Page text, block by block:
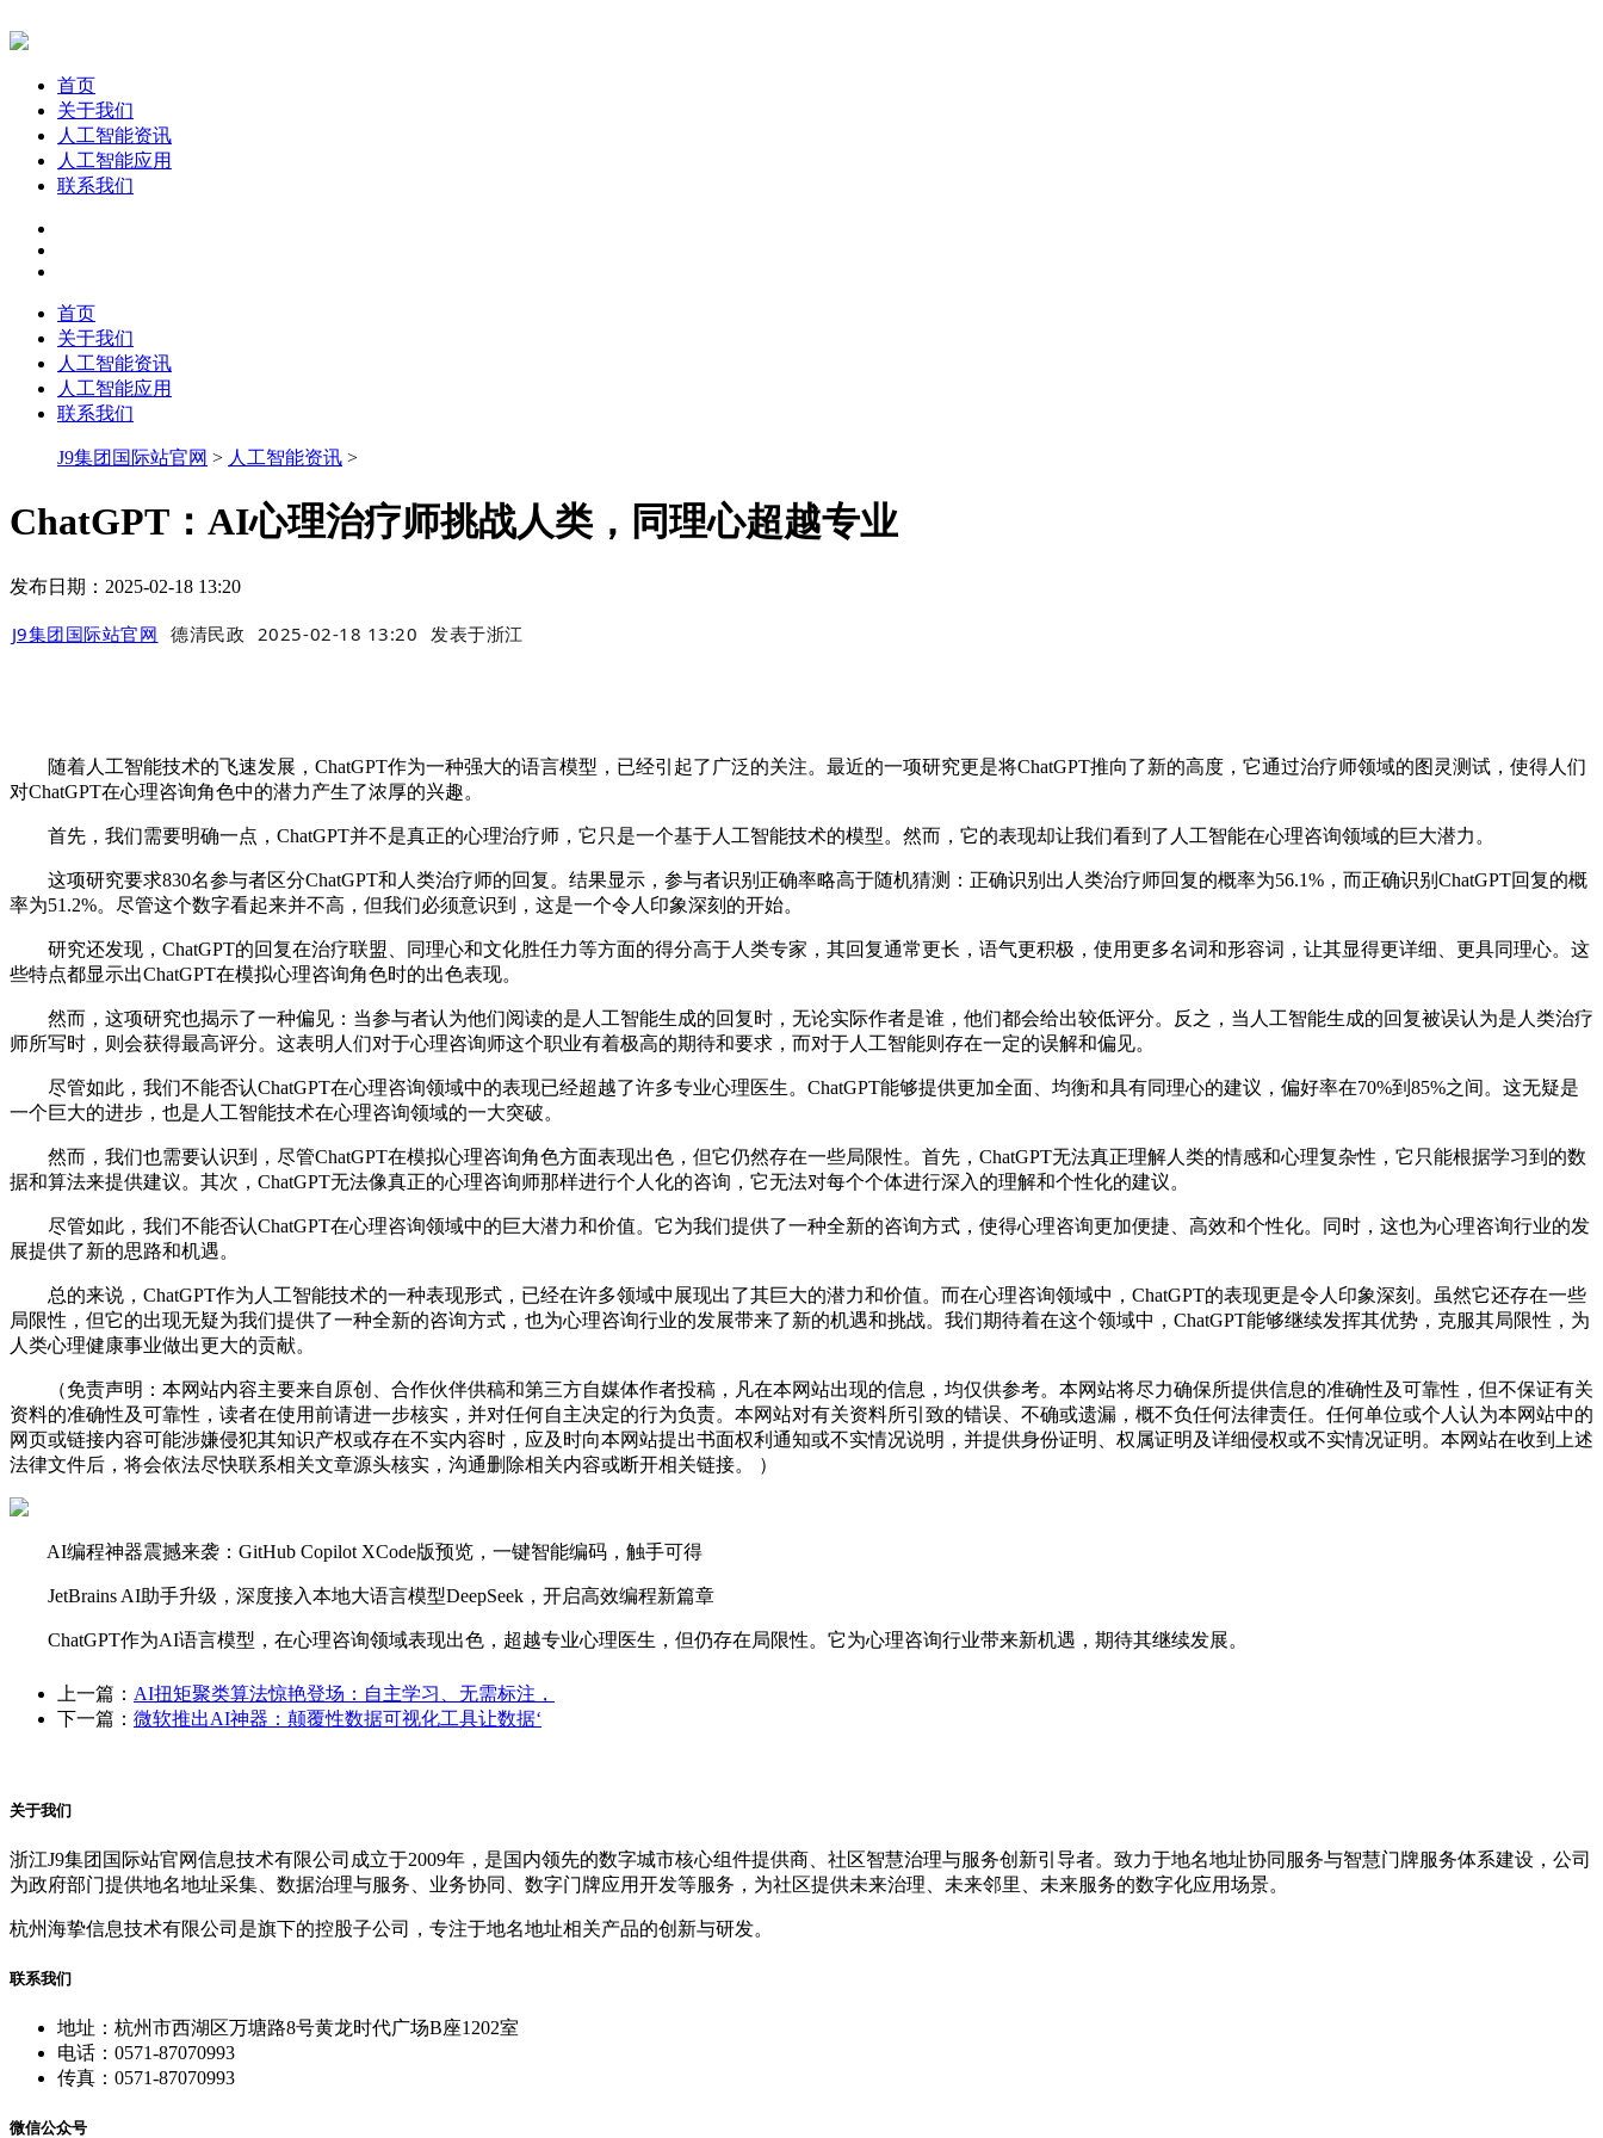
首页
关于我们
人工智能资讯
人工智能应用
联系我们
首页
关于我们
人工智能资讯
人工智能应用
联系我们
J9集团国际站官网 > 人工智能资讯 >
ChatGPT：AI心理治疗师挑战人类，同理心超越专业
发布日期：2025-02-18 13:20
J9集团国际站官网 德清民政 2025-02-18 13:20 发表于浙江
随着人工智能技术的飞速发展，ChatGPT作为一种强大的语言模型，已经引起了广泛的关注。最近的一项研究更是将ChatGPT推向了新的高度，它通过治疗师领域的图灵测试，使得人们
对ChatGPT在心理咨询角色中的潜力产生了浓厚的兴趣。
首先，我们需要明确一点，ChatGPT并不是真正的心理治疗师，它只是一个基于人工智能技术的模型。然而，它的表现却让我们看到了人工智能在心理咨询领域的巨大潜力。
这项研究要求830名参与者区分ChatGPT和人类治疗师的回复。结果显示，参与者识别正确率略高于随机猜测：正确识别出人类治疗师回复的概率为56.1%，而正确识别ChatGPT回复的概
率为51.2%。尽管这个数字看起来并不高，但我们必须意识到，这是一个令人印象深刻的开始。
研究还发现，ChatGPT的回复在治疗联盟、同理心和文化胜任力等方面的得分高于人类专家，其回复通常更长，语气更积极，使用更多名词和形容词，让其显得更详细、更具同理心。这
些特点都显示出ChatGPT在模拟心理咨询角色时的出色表现。
然而，这项研究也揭示了一种偏见：当参与者认为他们阅读的是人工智能生成的回复时，无论实际作者是谁，他们都会给出较低评分。反之，当人工智能生成的回复被误认为是人类治疗
师所写时，则会获得最高评分。这表明人们对于心理咨询师这个职业有着极高的期待和要求，而对于人工智能则存在一定的误解和偏见。
尽管如此，我们不能否认ChatGPT在心理咨询领域中的表现已经超越了许多专业心理医生。ChatGPT能够提供更加全面、均衡和具有同理心的建议，偏好率在70%到85%之间。这无疑是
一个巨大的进步，也是人工智能技术在心理咨询领域的一大突破。
然而，我们也需要认识到，尽管ChatGPT在模拟心理咨询角色方面表现出色，但它仍然存在一些局限性。首先，ChatGPT无法真正理解人类的情感和心理复杂性，它只能根据学习到的数
据和算法来提供建议。其次，ChatGPT无法像真正的心理咨询师那样进行个人化的咨询，它无法对每个个体进行深入的理解和个性化的建议。
尽管如此，我们不能否认ChatGPT在心理咨询领域中的巨大潜力和价值。它为我们提供了一种全新的咨询方式，使得心理咨询更加便捷、高效和个性化。同时，这也为心理咨询行业的发
展提供了新的思路和机遇。
总的来说，ChatGPT作为人工智能技术的一种表现形式，已经在许多领域中展现出了其巨大的潜力和价值。而在心理咨询领域中，ChatGPT的表现更是令人印象深刻。虽然它还存在一些
局限性，但它的出现无疑为我们提供了一种全新的咨询方式，也为心理咨询行业的发展带来了新的机遇和挑战。我们期待着在这个领域中，ChatGPT能够继续发挥其优势，克服其局限性，为
人类心理健康事业做出更大的贡献。
（免责声明：本网站内容主要来自原创、合作伙伴供稿和第三方自媒体作者投稿，凡在本网站出现的信息，均仅供参考。本网站将尽力确保所提供信息的准确性及可靠性，但不保证有关
资料的准确性及可靠性，读者在使用前请进一步核实，并对任何自主决定的行为负责。本网站对有关资料所引致的错误、不确或遗漏，概不负任何法律责任。任何单位或个人认为本网站中的
网页或链接内容可能涉嫌侵犯其知识产权或存在不实内容时，应及时向本网站提出书面权利通知或不实情况说明，并提供身份证明、权属证明及详细侵权或不实情况证明。本网站在收到上述
法律文件后，将会依法尽快联系相关文章源头核实，沟通删除相关内容或断开相关链接。 ）
AI编程神器震撼来袭：GitHub Copilot XCode版预览，一键智能编码，触手可得
JetBrains AI助手升级，深度接入本地大语言模型DeepSeek，开启高效编程新篇章
ChatGPT作为AI语言模型，在心理咨询领域表现出色，超越专业心理医生，但仍存在局限性。它为心理咨询行业带来新机遇，期待其继续发展。
上一篇： AI扭矩聚类算法惊艳登场：自主学习、无需标注，
下一篇： 微软推出AI神器：颠覆性数据可视化工具让数据‘
关于我们
浙江J9集团国际站官网信息技术有限公司成立于2009年，是国内领先的数字城市核心组件提供商、社区智慧治理与服务创新引导者。致力于地名地址协同服务与智慧门牌服务体系建设，公司
为政府部门提供地名地址采集、数据治理与服务、业务协同、数字门牌应用开发等服务，为社区提供未来治理、未来邻里、未来服务的数字化应用场景。
杭州海挚信息技术有限公司是旗下的控股子公司，专注于地名地址相关产品的创新与研发。
联系我们
地址：杭州市西湖区万塘路8号黄龙时代广场B座1202室
电话：0571-87070993
传真：0571-87070993
微信公众号